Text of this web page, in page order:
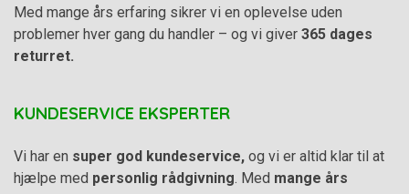
Med mange års erfaring sikrer vi en oplevelse uden
problemer hver gang du handler – og vi giver 365 dages
returret.
KUNDESERVICE EKSPERTER
Vi har en super god kundeservice, og vi er altid klar til at
hjælpe med personlig rådgivning . Med mange års